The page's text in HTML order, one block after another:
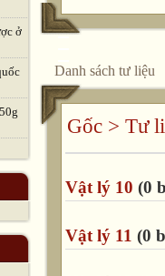
ở
Danh sách tư liệu
Gốc > Tư
Vật lý 10 (0
Vật lý 11 (0